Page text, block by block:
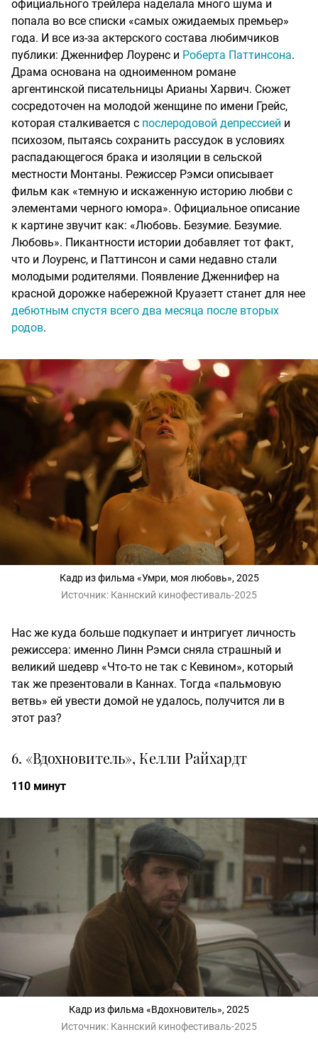
официального трейлера наделала много шума и
попала во все списки «самых ожидаемых премьер»
года. И все из-за актерского состава любимчиков
публики: Дженнифер Лоуренс и Роберта Паттинсона.
Драма основана на одноименном романе
аргентинской писательницы Арианы Харвич. Сюжет
сосредоточен на молодой женщине по имени Грейс,
которая сталкивается с послеродовой депрессией и
психозом, пытаясь сохранить рассудок в условиях
распадающегося брака и изоляции в сельской
местности Монтаны. Режиссер Рэмси описывает
фильм как «темную и искаженную историю любви с
элементами черного юмора». Официальное описание
к картине звучит как: «Любовь. Безумие. Безумие.
Любовь». Пикантности истории добавляет тот факт,
что и Лоуренс, и Паттинсон и сами недавно стали
молодыми родителями. Появление Дженнифер на
красной дорожке набережной Круазетт станет для нее
дебютным спустя всего два месяца после вторых
родов.
Кадр из фильма «Умри, моя любовь», 2025
Источник: Каннский кинофестиваль-2025
Нас же куда больше подкупает и интригует личность
режиссера: именно Линн Рэмси сняла страшный и
великий шедевр «Что-то не так с Кевином», который
так же презентовали в Каннах. Тогда «пальмовую
ветвь» ей увести домой не удалось, получится ли в
этот раз?
6. «Вдохновитель», Келли Райхардт
110 минут
Кадр из фильма «Вдохновитель», 2025
Источник: Каннский кинофестиваль-2025